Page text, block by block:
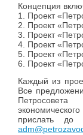
Концепция
1. Проект
2. Проект
3. Проект
4. Проект
5. Проект
6. Проект
Каждый из
Все
прислать до